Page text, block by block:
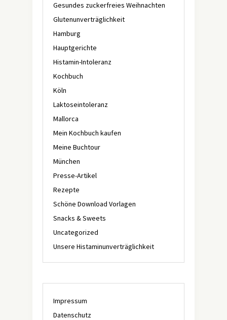
Gesundes zuckerfreies Weihnachten
Glutenunverträglichkeit
Hamburg
Hauptgerichte
Histamin-Intoleranz
Kochbuch
Köln
Laktoseintoleranz
Mallorca
Mein Kochbuch kaufen
Meine Buchtour
München
Presse-Artikel
Rezepte
Schöne Download Vorlagen
Snacks & Sweets
Uncategorized
Unsere Histaminunverträglichkeit
Impressum
Datenschutz